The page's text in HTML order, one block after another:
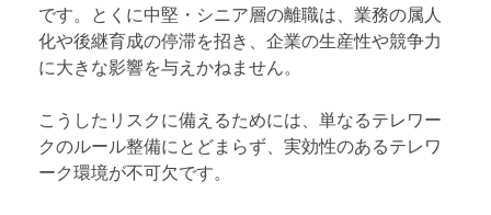
です。とくに中堅・シニア層の離職は、業務の属人
化や後継育成の停滞を招き、企業の生産性や競争力
に大きな影響を与えかねません。
こうしたリスクに備えるためには、単なるテレワー
クのルール整備にとどまらず、実効性のあるテレワ
ーク環境が不可欠です。